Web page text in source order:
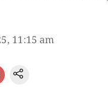
11:15 am